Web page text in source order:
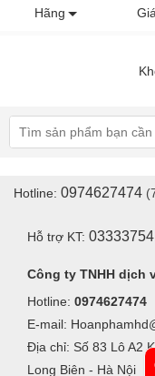
Hãng Giá
Hotline: 0974627474
Hỗ trợ KT:
Công ty TNHH dịch
Hotline: 0974627474
E-mail:
Địa chỉ: Số 83 Lô A2
Long Biên - Hà Nội